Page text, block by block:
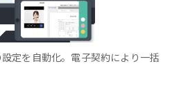
定を自動化。電子契約により一括